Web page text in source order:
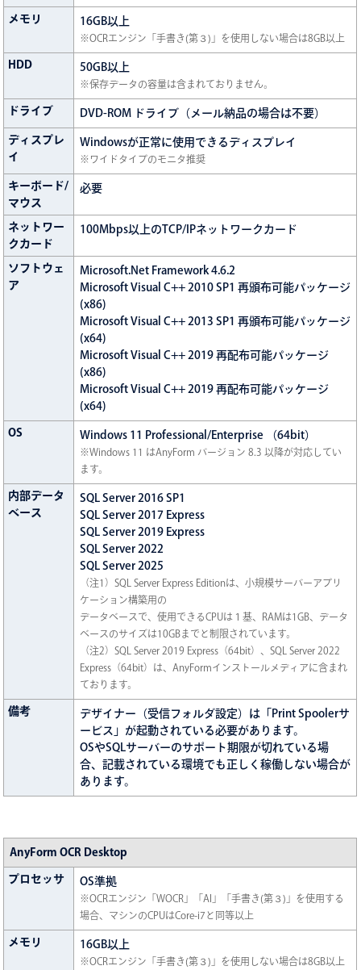
メモリ 16GB以上
※OCRエンジン「手書き(第３)」を使用しない場合は8GB以上
HDD 50GB以上
※保存データの容量は含まれておりません。
ドライブ DVD-ROM ドライブ（メール納品の場合は不要）
ディスプレ
イ
Windowsが正常に使用できるディスプレイ
※ワイドタイプのモニタ推奨
キーボード/
マウス
必要
ネットワー
クカード
100Mbps以上のTCP/IPネットワークカード
ソフトウェ
ア
Microsoft.Net Framework 4.6.2
Microsoft Visual C++ 2010 SP1 再頒布可能パッケージ
(x86)
Microsoft Visual C++ 2013 SP1 再頒布可能パッケージ
(x64)
Microsoft Visual C++ 2019 再配布可能パッケージ
(x86)
Microsoft Visual C++ 2019 再配布可能パッケージ
(x64)
OS Windows 11 Professional/Enterprise （64bit）
※Windows 11 はAnyForm バージョン 8.3 以降が対応してい
ます。
内部データ
ベース
SQL Server 2016 SP1
SQL Server 2017 Express
SQL Server 2019 Express
SQL Server 2022
SQL Server 2025
（注1）SQL Server Express Editionは、小規模サーバーアプリ
ケーション構築用の
データベースで、使用できるCPUは１基、RAMは1GB、データ
ベースのサイズは10GBまでと制限されています。
（注2）SQL Server 2019 Express（64bit）、SQL Server 2022
Express（64bit）は、AnyFormインストールメディアに含まれ
ております。
備考
デザイナー（受信フォルダ設定）は「Print Spoolerサ
ービス」が起動されている必要があります。
OSやSQLサーバーのサポート期限が切れている場
合、記載されている環境でも正しく稼働しない場合が
あります。
AnyForm OCR Desktop
プロセッサ OS準拠
※OCRエンジン「WOCR」「AI」「手書き(第３)」を使用する
場合、マシンのCPUはCore-i7と同等以上
メモリ 16GB以上
※OCRエンジン「手書き(第３)」を使用しない場合は8GB以上